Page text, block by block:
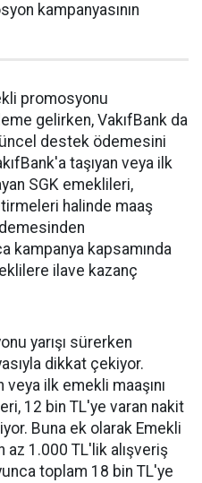
kampanyasının
promosyonu
gelirken, VakıfBank da
destek ödemesini
taşıyan veya ilk
SGK emeklileri,
halinde maaş
kampanya kapsamında
ilave kazanç
yarışı sürerken
dikkat çekiyor.
veya ilk emekli maaşını
12 bin TL'ye varan nakit
Buna ek olarak Emekli
az 1.000 TL'lik alışveriş
toplam 18 bin TL'ye